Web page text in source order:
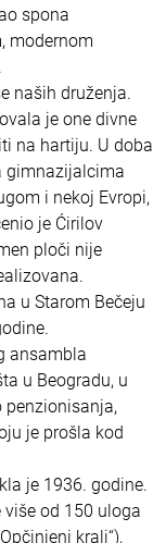
spona
modernom
naših druženja.
je one divne
na hartiju. U doba
gimnazijalcima
i nekoj Evropi,
je Ćirilov
ploči nije
u Starom Bečeju
ansambla
u Beogradu, u
penzionisanja,
je prošla kod
je 1936. godine.
od 150 uloga
kralj“),